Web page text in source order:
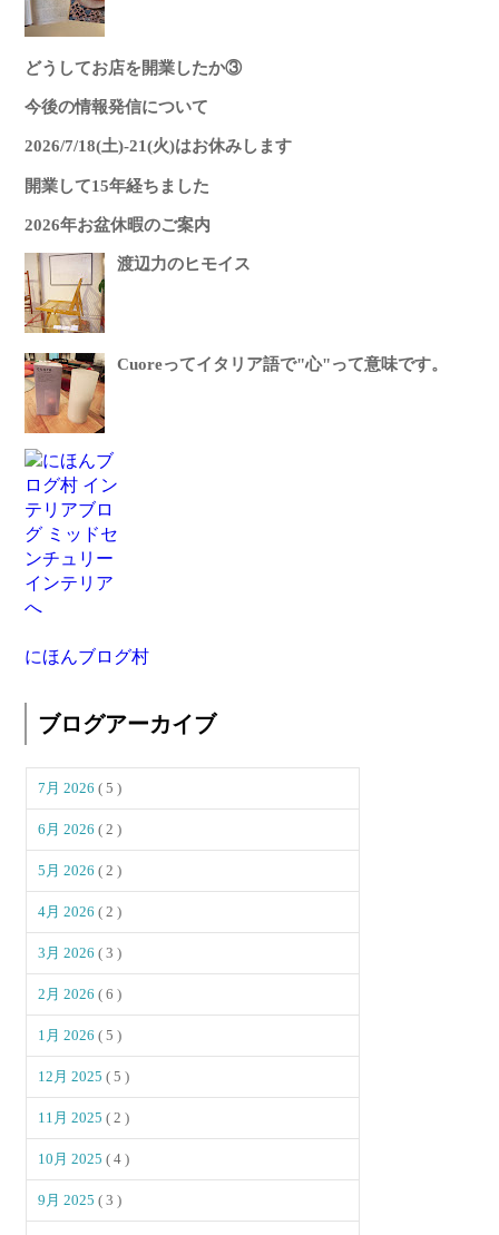
どうしてお店を開業したか③
今後の情報発信について
2026/7/18(土)-21(火)はお休みします
開業して15年経ちました
2026年お盆休暇のご案内
渡辺力のヒモイス
Cuoreってイタリア語で"心"って意味です。
にほんブログ村
ブログアーカイブ
7月 2026( 5 )
6月 2026( 2 )
5月 2026( 2 )
4月 2026( 2 )
3月 2026( 3 )
2月 2026( 6 )
1月 2026( 5 )
12月 2025( 5 )
11月 2025( 2 )
10月 2025( 4 )
9月 2025( 3 )